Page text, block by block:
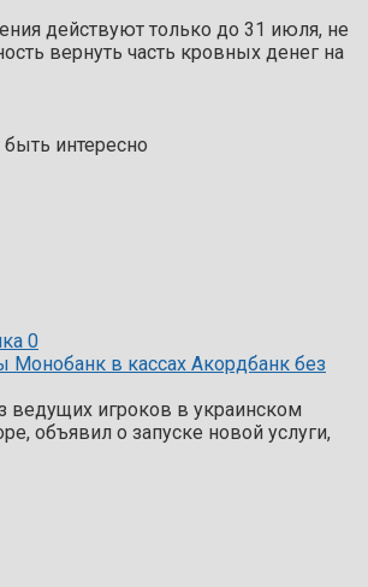
действуют только до 31 июля, не
вернуть часть кровных денег на
интересно
0
Монобанк в кассах Акордбанк без
ведущих игроков в украинском
объявил о запуске новой услуги,